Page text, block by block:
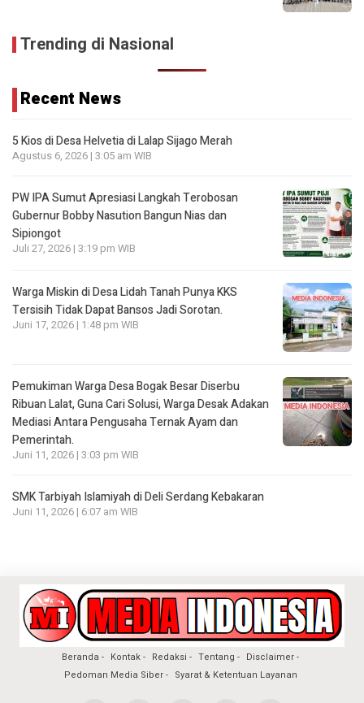
Trending di Nasional
Recent News
5 Kios di Desa Helvetia di Lalap Sijago Merah
Agustus 6, 2026 | 3:05 am WIB
PW IPA Sumut Apresiasi Langkah Terobosan
Gubernur Bobby Nasution Bangun Nias dan
Sipiongot
Juli 27, 2026 | 3:19 pm WIB
Warga Miskin di Desa Lidah Tanah Punya KKS
Tersisih Tidak Dapat Bansos Jadi Sorotan.
Juni 17, 2026 | 1:48 pm WIB
Pemukiman Warga Desa Bogak Besar Diserbu
Ribuan Lalat, Guna Cari Solusi, Warga Desak Adakan
Mediasi Antara Pengusaha Ternak Ayam dan
Pemerintah.
Juni 11, 2026 | 3:03 pm WIB
SMK Tarbiyah Islamiyah di Deli Serdang Kebakaran
Juni 11, 2026 | 6:07 am WIB
Beranda Kontak Redaksi Tentang
Disclaimer
Pedoman Media Siber
Syarat & Ketentuan Layanan